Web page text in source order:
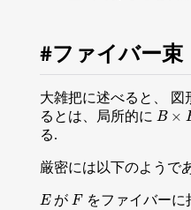
ファイバー束
大雑把に述べると、 図
るとは、局所的に B×F
る.
厳密には以下のようで
Eが F をファイバーに